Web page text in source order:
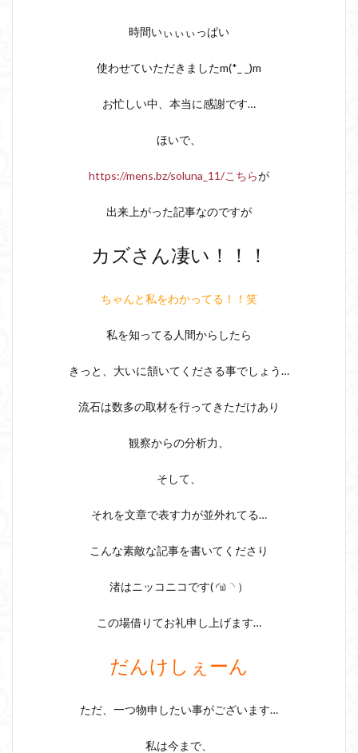
時間いぃぃぃっぱい
使わせていただきましたm(*_ _)m
お忙しい中、本当に感謝です…
ほいで、
https://mens.bz/soluna_11/こちらが
出来上がった記事なのですが
カズさん凄い！！！
ちゃんと私をわかってる！！笑
私を知ってる人間からしたら
きっと、大いに頷いてくださる事でしょう…
流石は数多の取材を行ってきただけあり
観察からの分析力、
そして、
それを文章で表す力が並外れてる…
こんな素敵な記事を書いてくださり
渚はニッコニコです‪( ◜௰◝ ）‬
この場借りてお礼申し上げます…
だんけしぇーん
ただ、一つ物申したい事がございます…
私は今まで、